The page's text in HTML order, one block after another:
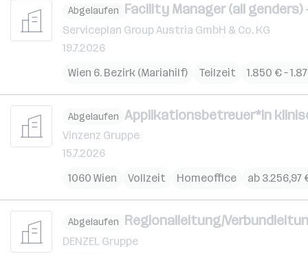
Abgelaufen Facility Manager (all genders)
Serviceplan Group Austria GmbH & Co. KG
19.7.2026
Wien 6. Bezirk (Mariahilf)
Teilzeit 1.850 € –
Abgelaufen Applikationsbetreuer*in
Vinzenz Gruppe
15.7.2026
1060 Wien
Vollzeit Homeoffice ab
Abgelaufen Regionalleitung/
DENZEL Gruppe